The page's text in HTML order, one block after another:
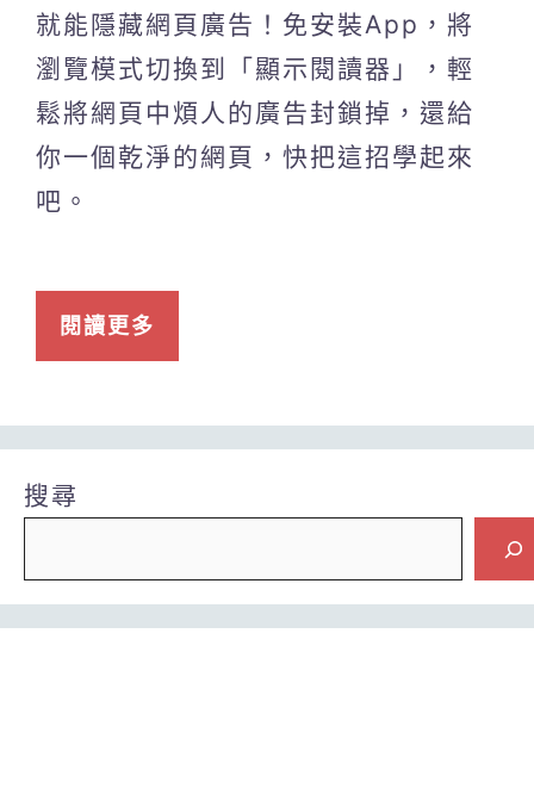
就能隱藏網頁廣告！免安裝App，將
瀏覽模式切換到「顯示閱讀器」，輕
鬆將網頁中煩人的廣告封鎖掉，還給
你一個乾淨的網頁，快把這招學起來
吧。
閱讀更多
搜尋